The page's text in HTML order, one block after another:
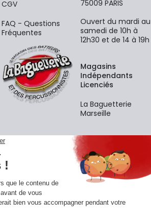
CGV
FAQ - Questions
Fréquentes
75009 PARIS
Ouvert du mardi au
samedi de 10h à
12h30 et de 14 à 19h
Magasins
Indépendants
Licenciés
La Baguetterie
Marseille
newsletter, vous acceptez notre